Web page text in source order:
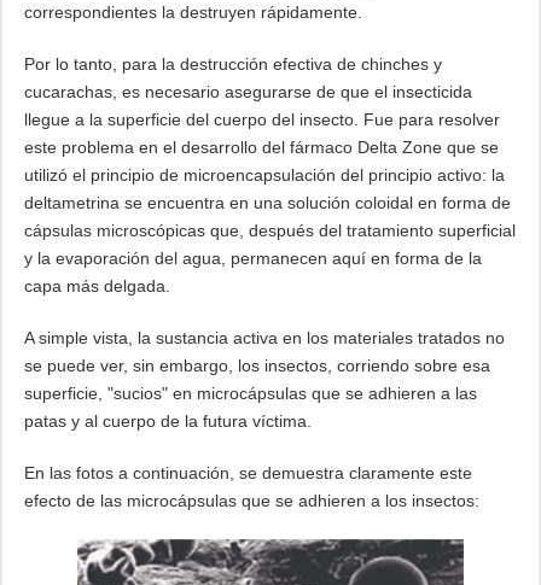
correspondientes la destruyen rápidamente.
Por lo tanto, para la destrucción efectiva de chinches y
cucarachas, es necesario asegurarse de que el insecticida
llegue a la superficie del cuerpo del insecto. Fue para resolver
este problema en el desarrollo del fármaco Delta Zone que se
utilizó el principio de microencapsulación del principio activo: la
deltametrina se encuentra en una solución coloidal en forma de
cápsulas microscópicas que, después del tratamiento superficial
y la evaporación del agua, permanecen aquí en forma de la
capa más delgada.
A simple vista, la sustancia activa en los materiales tratados no
se puede ver, sin embargo, los insectos, corriendo sobre esa
superficie, "sucios" en microcápsulas que se adhieren a las
patas y al cuerpo de la futura víctima.
En las fotos a continuación, se demuestra claramente este
efecto de las microcápsulas que se adhieren a los insectos: